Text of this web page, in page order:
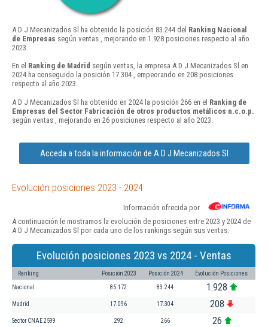
A D J Mecanizados Sl ha obtenido la posición 83.244 del Ranking Nacional
de Empresas según ventas , mejorando en 1.928 posiciones respecto al año
2023.
En el Ranking de Madrid según ventas, la empresa A D J Mecanizados Sl en
2024 ha conseguido la posición 17.304 , empeorando en 208 posiciones
respecto al año 2023.
A D J Mecanizados Sl ha obtenido en 2024 la posición 266 en el Ranking de
Empresas del Sector Fabricación de otros productos metálicos n.c.o.p.
según ventas , mejorando en 26 posiciones respecto al año 2023.
Acceda a toda la información de A D J Mecanizados Sl
Evolución posiciones 2023 - 2024
Información ofrecida por
A continuación le mostramos la evolución de posiciones entre 2023 y 2024 de
A D J Mecanizados Sl por cada uno de los rankings según sus ventas:
Evolución posiciones 2023 vs 2024 - Ventas
Ranking Posición 2023 Posición 2024 Evolución Posiciones
Nacional 85.172 83.244 1.928
Madrid 17.096 17.304 208
Sector CNAE 2599 292 266 26